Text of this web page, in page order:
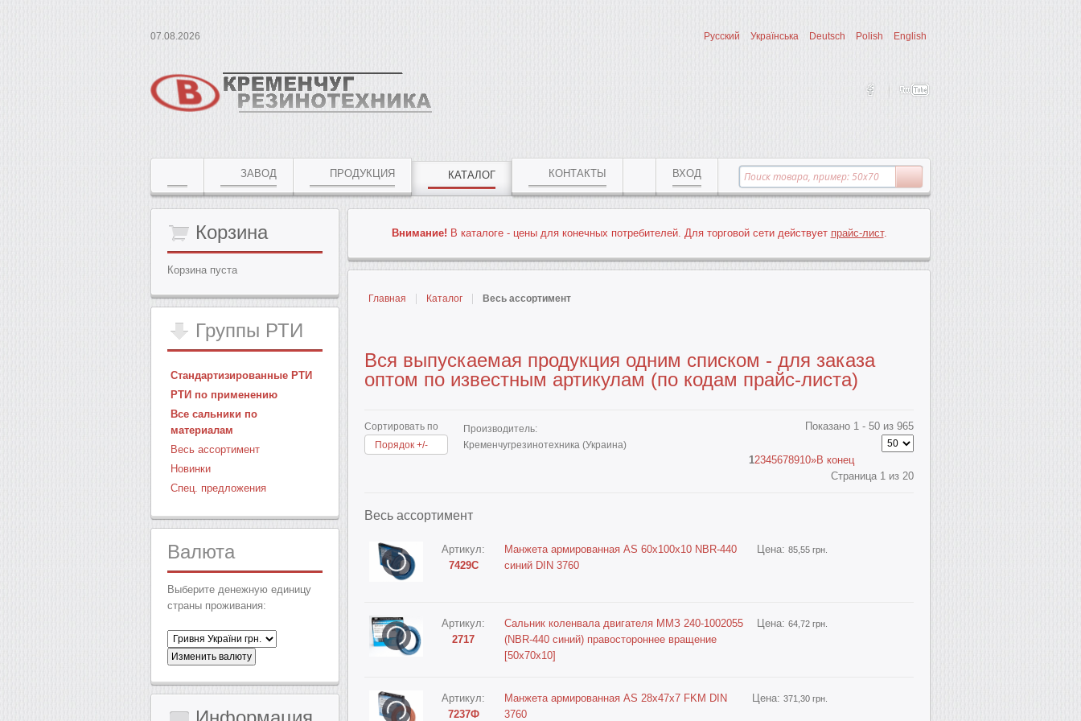
07.08.2026 Русский Українська Deutsch Polish English
ЗАВОД ПРОДУКЦИЯ КАТАЛОГ КОНТАКТЫ ВХОД
Внимание! В каталоге - цены для конечных потребителей. Для торговой сети действует прайс-лист.
Главная Каталог Весь ассортимент
Вся выпускаемая продукция одним списком - для заказа
оптом по известным артикулам (по кодам прайс-листа)
Сортировать по
Порядок +/-
Производитель:
Кременчугрезинотехника (Украина)
Показано 1 - 50 из 965
12345678910»В конец
Страница 1 из 20
Весь ассортимент
Артикул:
7429С
Манжета армированная AS 60х100x10 NBR-440
синий DIN 3760
Цена:85,55 грн.
Артикул:
2717
Сальник коленвала двигателя ММЗ 240-1002055
(NBR-440 синий) правостороннее вращение
[50x70x10]
Цена:64,72 грн.
Артикул:
7237Ф
Манжета армированная AS 28х47x7 FKM DIN
3760
Цена:371,30 грн.
Корзина
Корзина пуста
Группы РТИ
Стандартизированные РТИ
РТИ по применению
Все сальники по
материалам
Весь ассортимент
Новинки
Спец. предложения
Валюта
Выберите денежную единицу
страны проживания: